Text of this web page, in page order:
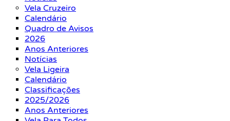
Vela Cruzeiro
Calendário
Quadro de Avisos
2026
Anos Anteriores
Notícias
Vela Ligeira
Calendário
Classificações
2025/2026
Anos Anteriores